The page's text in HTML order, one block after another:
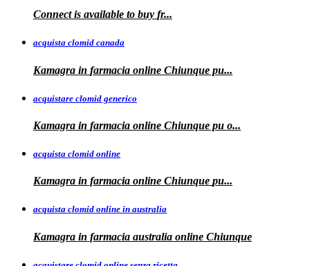
Connect is available to buy fr...
acquista clomid canada
Kamagra in farmacia online Chiunque pu...
acquistare clomid generico
Kamagra in farmacia online Chiunque pu o...
acquista clomid online
Kamagra in farmacia online Chiunque pu...
acquista clomid online in australia
Kamagra in farmacia australia online Chiunque